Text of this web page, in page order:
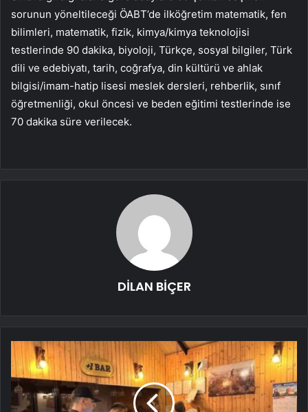
sorunun yöneltileceği ÖABT’de ilköğretim matematik, fen
bilimleri, matematik, fizik, kimya/kimya teknolojisi
testlerinde 90 dakika, biyoloji, Türkçe, sosyal bilgiler, Türk
dili ve edebiyatı, tarih, coğrafya, din kültürü ve ahlak
bilgisi/imam-hatip lisesi meslek dersleri, rehberlik, sınıf
öğretmenliği, okul öncesi ve beden eğitimi testlerinde ise
70 dakika süre verilecek.
DİLAN BİÇER